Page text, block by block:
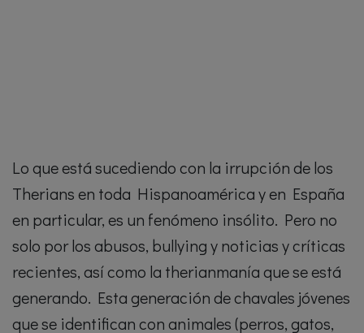
Lo que está sucediendo con la irrupción de los
Therians en toda Hispanoamérica y en España
en particular, es un fenómeno insólito. Pero no
solo por los abusos, bullying y noticias y críticas
recientes, así como la therianmanía que se está
generando. Esta generación de chavales jóvenes
que se identifican con animales (perros, gatos,